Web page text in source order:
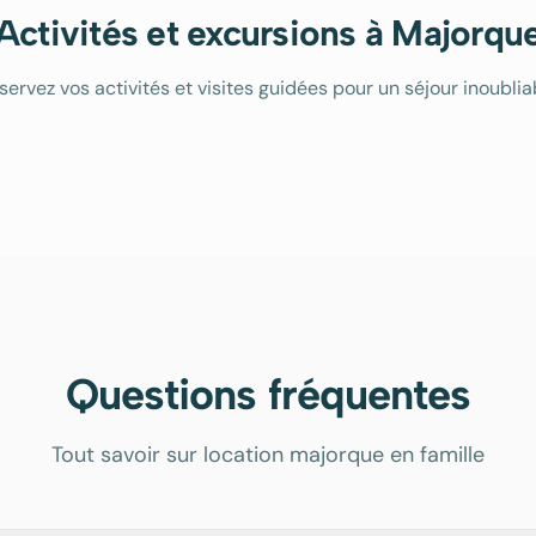
et excursions à
vos activités et visites guidées pour un séjour
Questions fréquentes
Tout savoir sur location majorque en famille